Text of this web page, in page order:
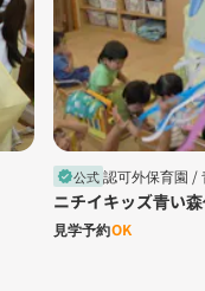
verified公式認可外保育園 /
ニチイキッズ青い
見学予約OK